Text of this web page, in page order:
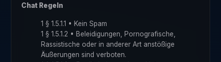
Chat Regeln
1 § 1.5.1.1 • Kein Spam
1 § 1.5.1.2 • Beleidigungen, Pornografische,
Rassistische oder in anderer Art anstößige
Äußerungen sind verboten.